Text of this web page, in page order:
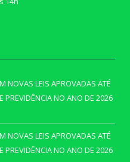
NOVAS LEIS APROVADAS ATÉ
PREVIDÊNCIA NO ANO DE 2026
NOVAS LEIS APROVADAS ATÉ
PREVIDÊNCIA NO ANO DE 2026